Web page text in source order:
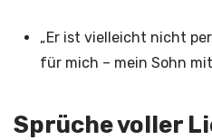
„Er ist vielleicht nicht
für mich – mein Sohn
Sprüche voller